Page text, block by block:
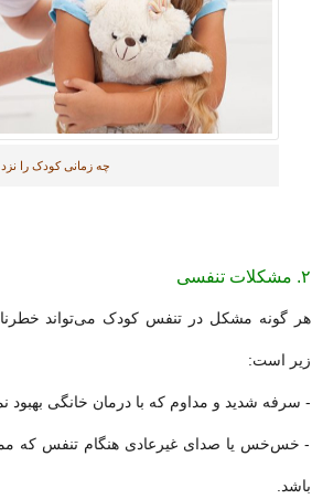
چه زمانی کودک را
۲. مشکلات تنفسی
هر گونه مشکل در تنفس کودک می‌تواند
زیر است:
- سرفه شدید و مداوم که با درمان خانگی بهبود
- خس‌خس یا صدای غیرعادی هنگام تنفس که
باشد.